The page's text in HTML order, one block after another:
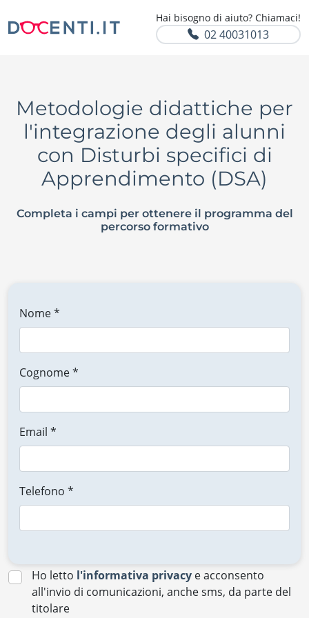
Hai bisogno di aiuto? Chiamaci!
02 40031013
Metodologie didattiche per
l'integrazione degli alunni
con Disturbi specifici di
Apprendimento (DSA)
Completa i campi per ottenere il programma del
percorso formativo
Nome *
Cognome *
Email *
Telefono *
Ho letto l'informativa privacy e acconsento
all'invio di comunicazioni, anche sms, da parte del
titolare